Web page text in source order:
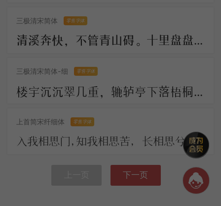
三极清宋简体 零售字体
清溪奔快，不管青山碍。十里盘盘平世界，更著溪山襟带。 古今陵谷茫茫，市朝往往耕桑。此地居然形胜，似曾小小兴亡。
三极清宋简体-细 零售字体
楼宇沉沉翠几重，辘轳亭下落梧桐。川光带晚虹垂雨，树影涵秋鹊唤风。 人不见，思何穷，断肠今古夕阳中。
上首简宋纤细体 零售字体
入我相思门，知我相思苦， 长相思兮长相忆，短相思兮无穷极， 早知如此绊人心，何如当初莫相识。
下一页